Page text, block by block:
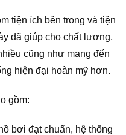
tiện ích bên trong và tiện
đã giúp cho chất lượng,
cũng như mang đến
hiện đại hoàn mỹ hơn.
gồm:
bơi đạt chuẩn, hệ thống